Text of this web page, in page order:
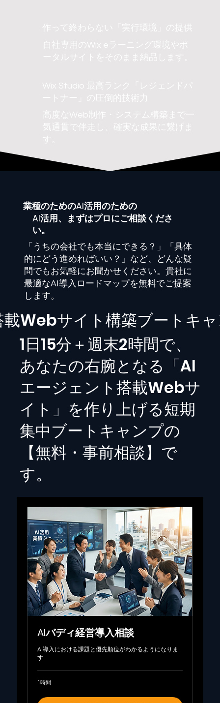
作って終わらない「実行環境」の提供
自社専用のWix eラーニング環境やポ
ータルサイトをそのまま納品します。
Wix Studio 最高ランク「レジェンドパ
ートナー」の圧倒的技術力
高度なWeb制作・システム構築まで一
気通貫で伴走し、確実な成果に繋げま
す。
業種のためのAI活用のための
AI活用、まずはプロにご相談くださ
い。
「うちの会社でも本当にできる？」「具体
的にどう進めればいい？」など、どんな疑
問でもお気軽にお聞かせください。貴社に
最適なAI導入ロードマップを無料でご提案
します。
Webサイト構築ブートキ
1日15分＋週末2時間で、
あなたの右腕となる「AI
エージェント搭載Webサ
イト」を作り上げる短期
集中ブートキャンプの
【無料・事前相談】で
す。
AIバディ経営導入相談
AI導入における課題と優先順位がわかるようになりま
す
1時間